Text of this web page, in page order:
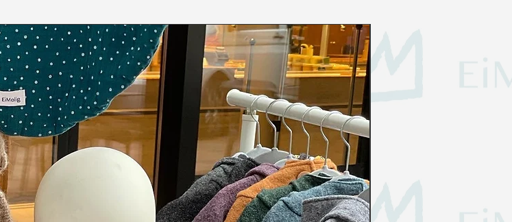
Gr. 98 - 140